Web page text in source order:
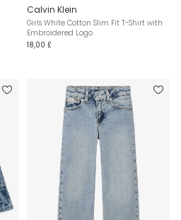
Calvin Klein
Girls White Cotton Slim Fit T-Shirt with
Embroidered Logo
18,00 £